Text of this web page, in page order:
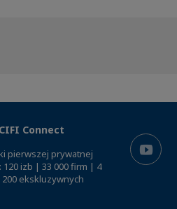
Connect
pierwszej prywatnej
120 izb | 33 000 firm | 4
ekskluzywnych